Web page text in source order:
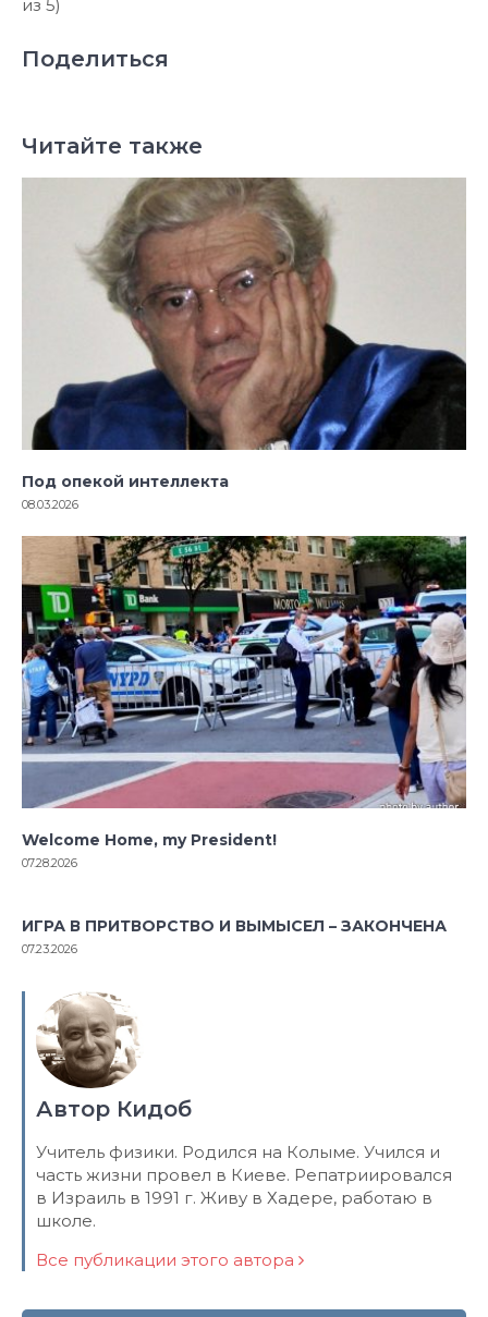
из 5)
Поделиться
Читайте также
Под опекой интеллекта
08.03.2026
Welcome Home, my President!
07.28.2026
ИГРА В ПРИТВОРСТВО И ВЫМЫСЕЛ – ЗАКОНЧЕНА
07.23.2026
Автор Кидоб
Учитель физики. Родился на Колыме. Учился и
часть жизни провел в Киеве. Репатриировался
в Израиль в 1991 г. Живу в Хадере, работаю в
школе.
Все публикации этого автора